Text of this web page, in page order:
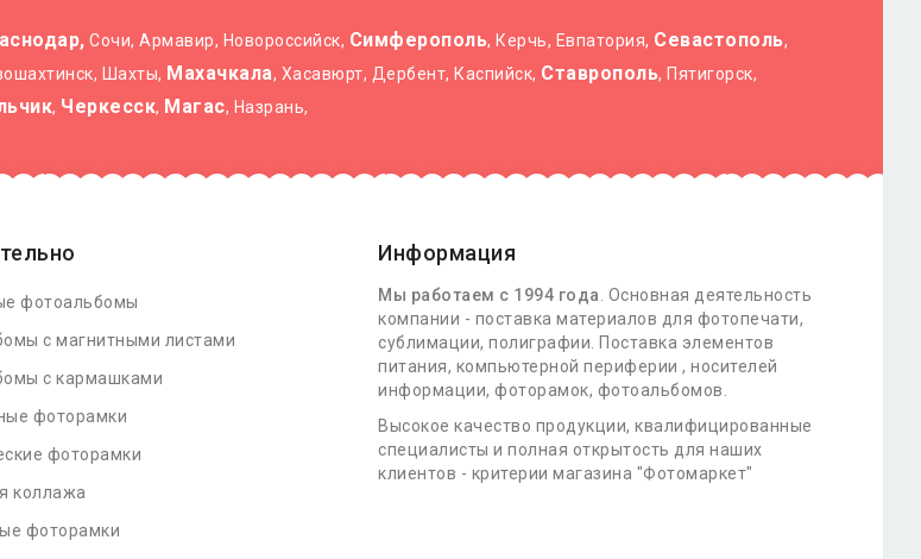
Сочи, Армавир, Новороссийск, Симферополь, Керчь, Евпатория, Севастополь,
Шахты, Махачкала, Хасавюрт, Дербент, Каспийск, Ставрополь, Пятигорск,
, Черкесск, Магас, Назрань,
фотоальбомы
с магнитными листами
с кармашками
фоторамки
фоторамки
коллажа
фоторамки
Информация
Мы работаем с 1994 года . Основная деятельность
компании - поставка материалов для фотопечати,
сублимации, полиграфии. Поставка элементов
питания, компьютерной периферии , носителей
информации, фоторамок, фотоальбомов.
Высокое качество продукции, квалифицированные
специалисты и полная открытость для наших
клиентов - критерии магазина "Фотомаркет"